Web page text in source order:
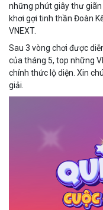
những phút giây thư
khơi gợi tinh thần Đoàn
VNEXT.
Sau 3 vòng chơi được
của tháng 5, top những
chính thức lộ diện. Xin
giải.